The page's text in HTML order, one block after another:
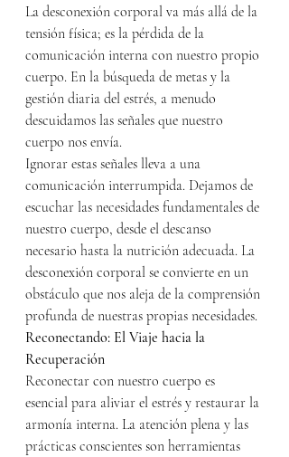
La desconexión corporal va más allá de la
tensión física; es la pérdida de la
comunicación interna con nuestro propio
cuerpo. En la búsqueda de metas y la
gestión diaria del estrés, a menudo
descuidamos las señales que nuestro
cuerpo nos envía.
Ignorar estas señales lleva a una
comunicación interrumpida. Dejamos de
escuchar las necesidades fundamentales de
nuestro cuerpo, desde el descanso
necesario hasta la nutrición adecuada. La
desconexión corporal se convierte en un
obstáculo que nos aleja de la comprensión
profunda de nuestras propias necesidades.
Reconectando: El Viaje hacia la
Recuperación
Reconectar con nuestro cuerpo es
esencial para aliviar el estrés y restaurar la
armonía interna. La atención plena y las
prácticas conscientes son herramientas